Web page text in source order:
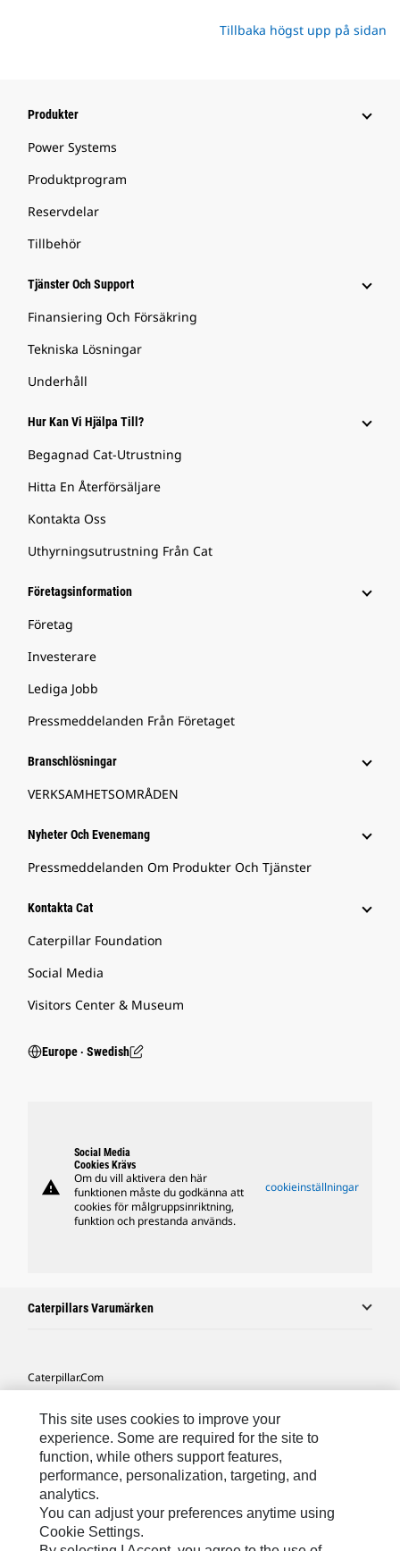
Tillbaka högst upp på sidan
Produkter
Power Systems
Produktprogram
Reservdelar
Tillbehör
Tjänster Och Support
Finansiering Och Försäkring
Tekniska Lösningar
Underhåll
Hur Kan Vi Hjälpa Till?
Begagnad Cat-Utrustning
Hitta En Återförsäljare
Kontakta Oss
Uthyrningsutrustning Från Cat
Företagsinformation
Företag
Investerare
Lediga Jobb
Pressmeddelanden Från Företaget
Branschlösningar
VERKSAMHETSOMRÅDEN
Nyheter Och Evenemang
Pressmeddelanden Om Produkter Och Tjänster
Kontakta Cat
Caterpillar Foundation
Social Media
Visitors Center & Museum
Europe ‧ Swedish
warning
Social Media
Cookies Krävs
Om du vill aktivera den här
funktionen måste du godkänna att
cookies för målgruppsinriktning,
funktion och prestanda används.
cookieinställningar
Caterpillars Varumärken
Caterpillar.com
Mina Marknadsföringspreferenser
Platskarta
Cookie Settings
Juridiskt
This site uses cookies to improve your
experience. Some are required for the site to
function, while others support features,
performance, personalization, targeting, and
analytics.
You can adjust your preferences anytime using
Cookie Settings.